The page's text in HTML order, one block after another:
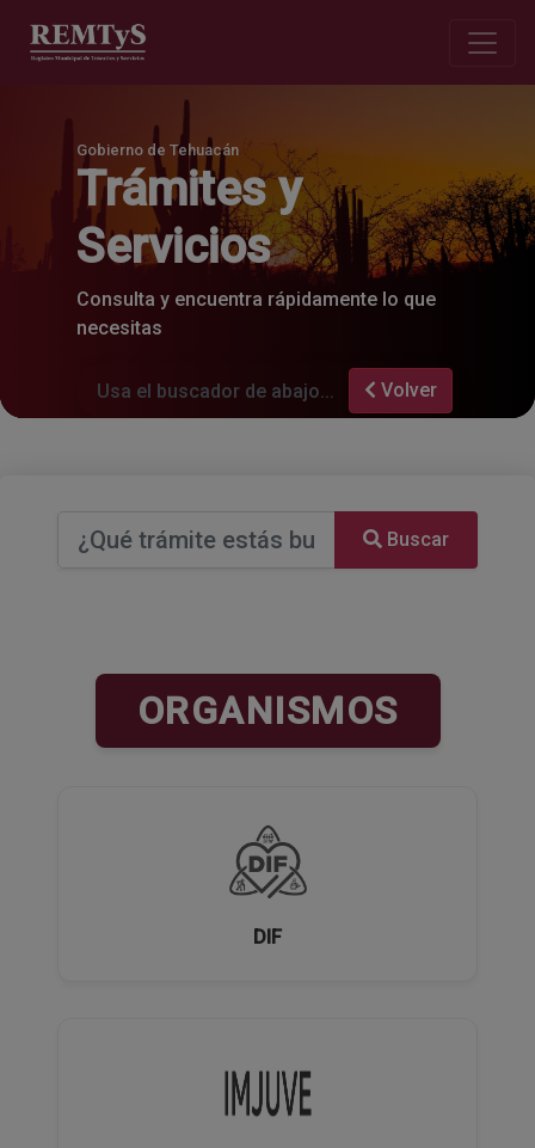
Gobierno de Tehuacán
Trámites y
Servicios
Consulta y encuentra rápidamente lo que
necesitas
Volver
Buscar
ORGANISMOS
DIF